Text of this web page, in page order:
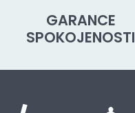
GARANCE
SPOKOJENOSTI